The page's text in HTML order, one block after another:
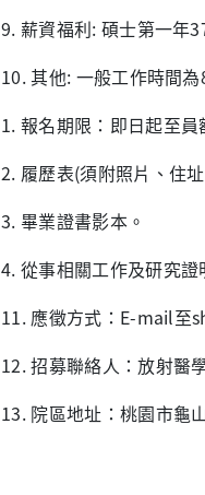
9. 薪資福利: 碩士第一年
10. 其他: 一般工作時間
1. 報名期限：即日起至員
2. 履歷表(須附照片、住
3. 畢業證書影本。
4. 從事相關工作及研究證
11. 應徵方式：E-mail至
12. 招募聯絡人：放射醫
13. 院區地址：桃園市龜